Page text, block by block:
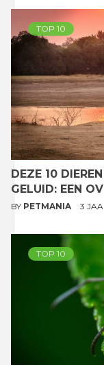
TOP 10
DEZE 10
GELUID: EEN
BY PETMANIA 3
TOP 10